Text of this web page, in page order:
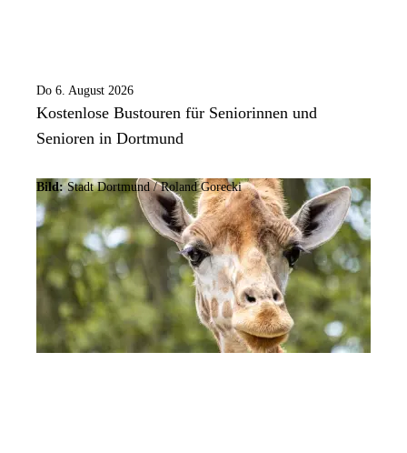
Do 6. August 2026
Kostenlose Bustouren für Seniorinnen und
Senioren in Dortmund
Bild:Stadt Dortmund / Roland Gorecki